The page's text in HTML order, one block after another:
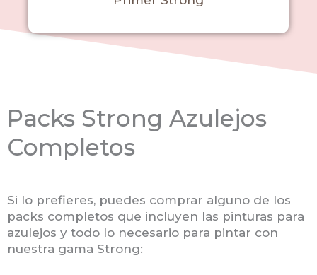
Packs Strong Azulejos
Completos
Si lo prefieres, puedes comprar alguno de los
packs completos que incluyen las pinturas para
azulejos y todo lo necesario para pintar con
nuestra gama Strong: